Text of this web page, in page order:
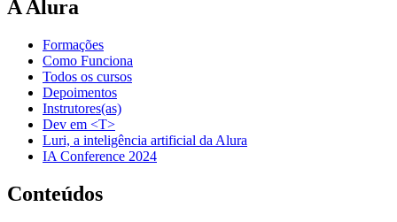
A Alura
Formações
Como Funciona
Todos os cursos
Depoimentos
Instrutores(as)
Dev em <T>
Luri, a inteligência artificial da Alura
IA Conference 2024
Conteúdos